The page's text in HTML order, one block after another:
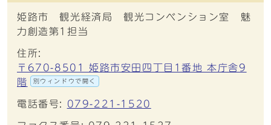
姫路市 観光経済局 観光コンベンション室 魅
力創造第1担当
住所:
〒670-8501 姫路市安田四丁目1番地 本庁舎9
階
別ウィンドウで開く
電話番号: 079-221-1520